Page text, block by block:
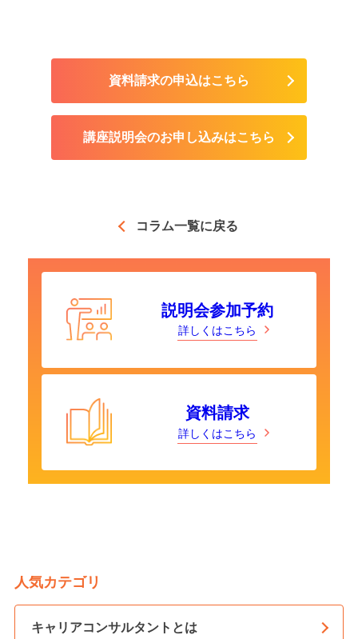
資料請求の申込はこちら
講座説明会のお申し込みはこちら
コラム一覧に戻る
説明会参加予約
詳しくはこちら
資料請求
詳しくはこちら
人気カテゴリ
キャリアコンサルタントとは